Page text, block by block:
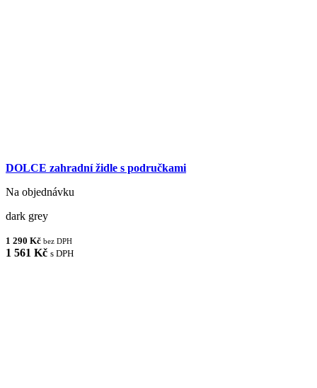
DOLCE zahradní židle s područkami
Na objednávku
dark grey
1 290 Kč bez DPH
1 561 Kč s DPH